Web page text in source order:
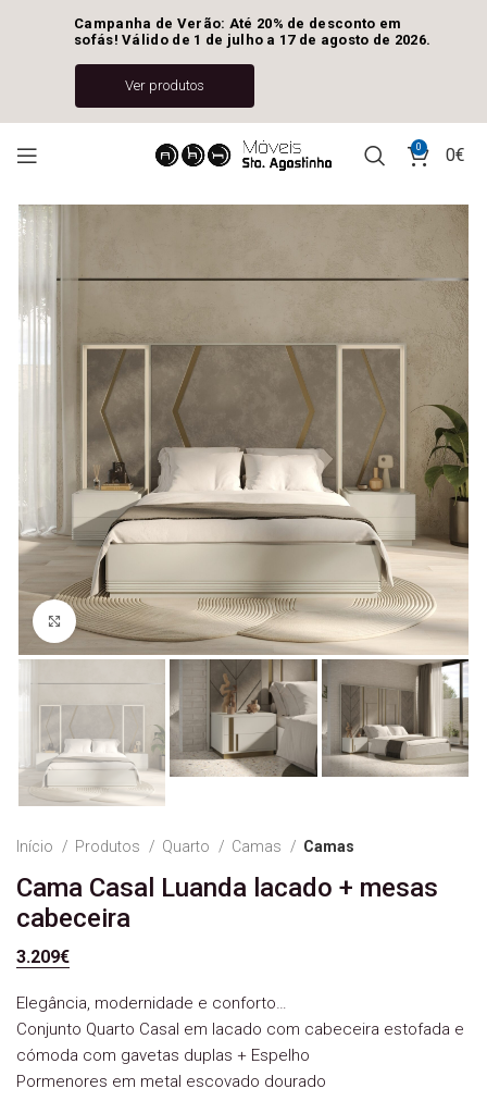
0 0€
Ver Imagem
Início Produtos Quarto Camas Camas
Cama Casal Luanda lacado + mesas
cabeceira
3.209€
Elegância, modernidade e conforto…
Conjunto Quarto Casal em lacado com cabeceira estofada e
cómoda com gavetas duplas + Espelho
Pormenores em metal escovado dourado
Campanha de Verão: Até 20% de desconto em
sofás! Válido de 1 de julho a 17 de agosto de 2026.
Ver produtos